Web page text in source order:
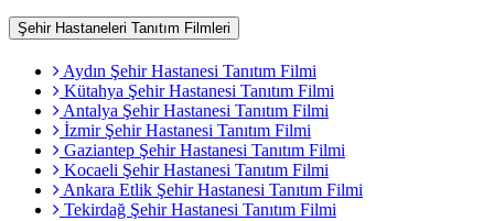
Şehir Hastaneleri Tanıtım Filmleri
Aydın Şehir Hastanesi Tanıtım Filmi
Kütahya Şehir Hastanesi Tanıtım Filmi
Antalya Şehir Hastanesi Tanıtım Filmi
İzmir Şehir Hastanesi Tanıtım Filmi
Gaziantep Şehir Hastanesi Tanıtım Filmi
Kocaeli Şehir Hastanesi Tanıtım Filmi
Ankara Etlik Şehir Hastanesi Tanıtım Filmi
Tekirdağ Şehir Hastanesi Tanıtım Filmi